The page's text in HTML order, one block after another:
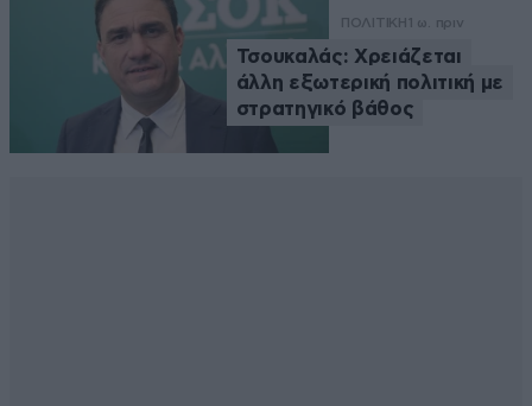
ΠΟΛΙΤΙΚΗ 1 ω. πριν
Τσουκαλάς: Xρειάζεται
άλλη εξωτερική πολιτική με
στρατηγικό βάθος